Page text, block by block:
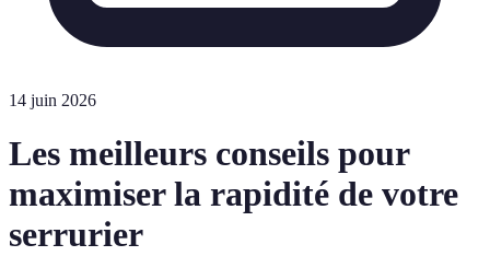
14 juin 2026
Les meilleurs conseils pour
maximiser la rapidité de votre
serrurier